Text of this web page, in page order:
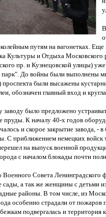
путям на вагонетках.
Культуры и Отдыха Московского
пр. и Кузнецовской улицы)
До войны были выполнены
были высажены
обозначен главный вход и
было предложено
пруды. К началу 40-х годов
и скорое закрытие завода, -
С приближением немецких
на выпуск военной
с началом блокады почти
Совета Ленинградского
сады, а так же женщины с детьми
районы. В том числе, из
особенно страдали от пожаров
подвергалась и территория